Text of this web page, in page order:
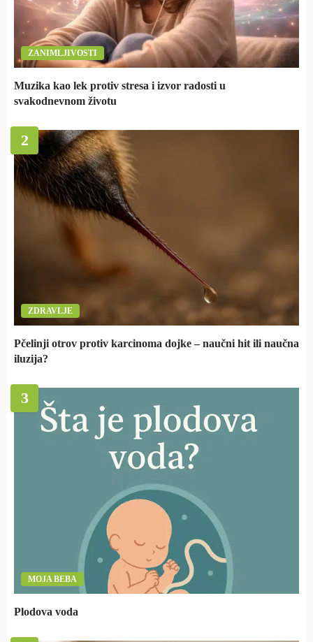
ZANIMLJIVOSTI
Muzika kao lek protiv stresa i izvor radosti u
svakodnevnom životu
2
ZDRAVLJE
Pčelinji otrov protiv karcinoma dojke – naučni hit ili naučna
iluzija?
3
MOJA BEBA
Plodova voda